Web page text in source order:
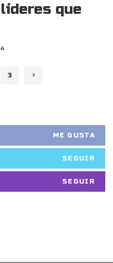
que
3
ME GUSTA
SEGUIR
SEGUIR